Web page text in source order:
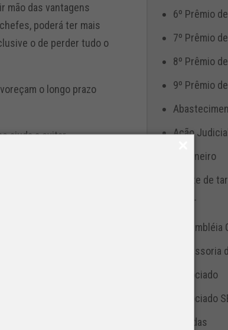
mão das vantagens
poderá ter mais
o de perder tudo o
o longo prazo
ajuda a evitar
6º Prêmio
7º Prêmio
8º Prêmio
9º Prêmio
Ação
Aduaneiro
Ajuste de
ANTT
Assessoria
Associado
Associado
Bebidas